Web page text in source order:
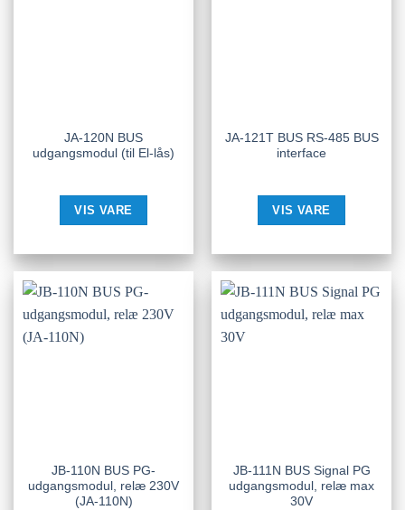
JA-120N BUS
udgangsmodul (til El-lås)
VIS VARE
JA-121T BUS RS-485 BUS
interface
VIS VARE
JB-110N BUS PG-
udgangsmodul, relæ 230V
(JA-110N)
JB-111N BUS Signal PG
udgangsmodul, relæ max
30V